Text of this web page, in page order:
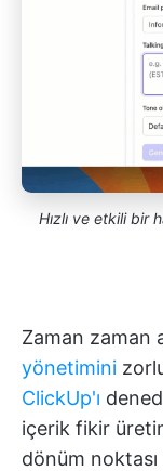
Hızlı ve etkili bir
Zaman zaman
yönetimini
ClickUp'ı
içerik fikir
dönüm